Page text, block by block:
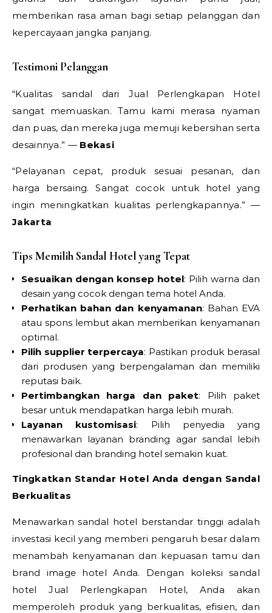
memberikan rasa aman bagi setiap pelanggan dan
kepercayaan jangka panjang.
Testimoni Pelanggan
“Kualitas sandal dari Jual Perlengkapan Hotel
sangat memuaskan. Tamu kami merasa nyaman
dan puas, dan mereka juga memuji kebersihan serta
desainnya.” — Bekasi
“Pelayanan cepat, produk sesuai pesanan, dan
harga bersaing. Sangat cocok untuk hotel yang
ingin meningkatkan kualitas perlengkapannya.” —
Jakarta
Tips Memilih Sandal Hotel yang Tepat
Sesuaikan dengan konsep hotel: Pilih warna dan
desain yang cocok dengan tema hotel Anda.
Perhatikan bahan dan kenyamanan: Bahan EVA
atau spons lembut akan memberikan kenyamanan
optimal.
Pilih supplier terpercaya: Pastikan produk berasal
dari produsen yang berpengalaman dan memiliki
reputasi baik.
Pertimbangkan harga dan paket: Pilih paket
besar untuk mendapatkan harga lebih murah.
Layanan kustomisasi: Pilih penyedia yang
menawarkan layanan branding agar sandal lebih
profesional dan branding hotel semakin kuat.
Tingkatkan Standar Hotel Anda dengan Sandal
Berkualitas
Menawarkan sandal hotel berstandar tinggi adalah
investasi kecil yang memberi pengaruh besar dalam
menambah kenyamanan dan kepuasan tamu dan
brand image hotel Anda. Dengan koleksi sandal
hotel Jual Perlengkapan Hotel, Anda akan
memperoleh produk yang berkualitas, efisien, dan